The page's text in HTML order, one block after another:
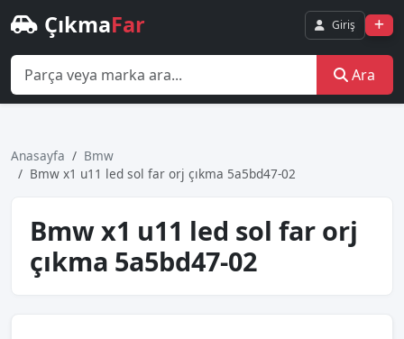
ÇıkmaFar Giriş
Ara
Anasayfa
Bmw
Bmw x1 u11 led sol far orj çıkma 5a5bd47-02
Bmw x1 u11 led sol far orj
çıkma 5a5bd47-02